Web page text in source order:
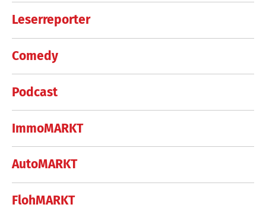
Leserreporter
Comedy
Podcast
ImmoMARKT
AutoMARKT
FlohMARKT